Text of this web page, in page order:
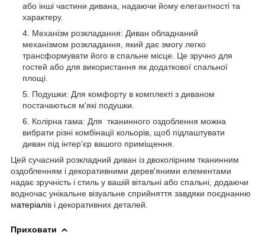
або інші частини дивана, надаючи йому елегантності та
характеру.
Механізм розкладання: Диван обладнаний
механізмом розкладання, який дає змогу легко
трансформувати його в спальне місце. Це зручно для
гостей або для використання як додаткової спальної
площі.
Подушки: Для комфорту в комплекті з диваном
постачаються м'які подушки.
Колірна гама: Для тканинного оздоблення можна
вибрати різні комбінації кольорів, щоб підлаштувати
диван під інтер'єр вашого приміщення.
Цей сучасний розкладний диван із двоколірним тканинним
оздобленням і декоративними дерев'яними елементами
надає зручність і стиль у вашій вітальні або спальні, додаючи
водночас унікальне візуальне сприйняття завдяки поєднанню
матеріалів і декоративних деталей.
Приховати